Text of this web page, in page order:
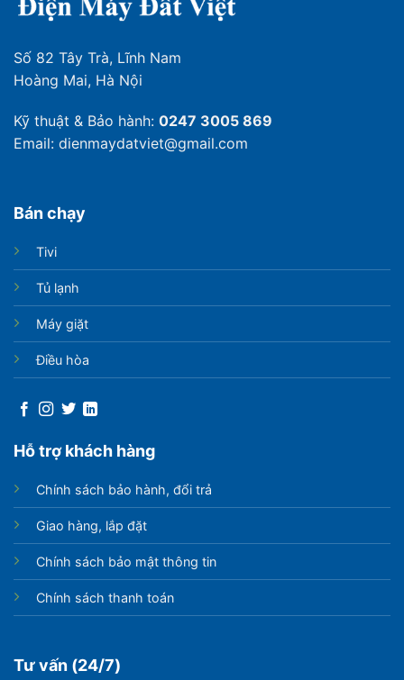
Số 82 Tây Trà, Lĩnh Nam
Hoàng Mai, Hà Nội
Kỹ thuật & Bảo hành: 0247 3005 869
Email: dienmaydatviet@gmail.com
Bán chạy
Tivi
Tủ lạnh
Máy giặt
Điều hòa
Hỗ trợ khách hàng
Chính sách bảo hành, đổi trả
Giao hàng, lắp đặt
Chính sách bảo mật thông tin
Chính sách thanh toán
Tư vấn (24/7)